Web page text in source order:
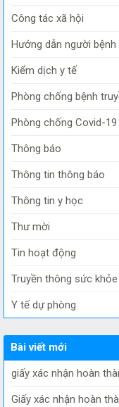
Công tác xã hội
Hướng dẫn người bệnh
Kiểm dịch y tế
Phòng chống bệnh
Phòng chống Covid-19
Thông báo
Thông tin thông báo
Thông tin y học
Thư mời
Tin hoạt động
Truyền thông sức khỏe
Y tế dự phòng
Bài viết mới
giấy xác nhận hoàn
Giấy xác nhận hoàn